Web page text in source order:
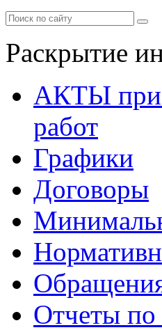
Раскрытие
АКТЫ
работ
Графики
Договоры
Отчеты по